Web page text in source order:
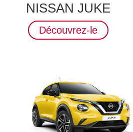
NISSAN JUKE
Découvrez-le